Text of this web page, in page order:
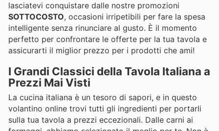
lasciatevi conquistare dalle nostre promozioni
SOTTOCOSTO, occasioni irripetibili per fare la spesa
intelligente senza rinunciare al gusto. È il momento
perfetto per confrontare le offerte per la tua tavola e
assicurarti il miglior prezzo per i prodotti che ami!
I Grandi Classici della Tavola Italiana a
Prezzi Mai Visti
La cucina italiana è un tesoro di sapori, e in questo
volantino online trovi tutti gli ingredienti per portarli
sulla tua tavola a prezzi eccezionali. Dalle carni ai